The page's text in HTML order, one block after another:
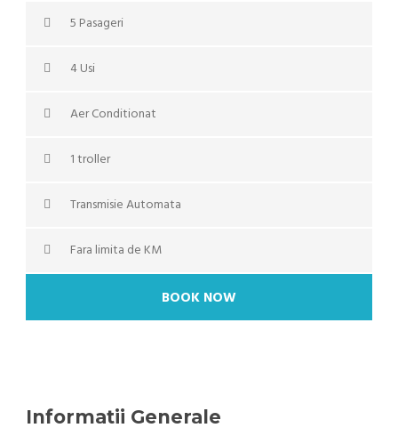
5 Pasageri
4 Usi
Aer Conditionat
1 troller
Transmisie Automata
Fara limita de KM
BOOK NOW
Informatii Generale